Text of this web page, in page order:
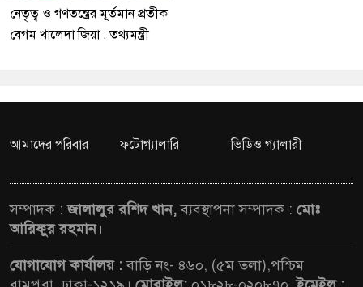
নেতৃত্ব ও গণতন্ত্রের মূর্তমান প্রতীক
বেগম খালেদা জিয়া : তথ্যমন্ত্রী
আমাদের পরিবার ফটোগ্যালারি ভিডিও গ্যালারী
সম্পাদক :জালালুর রশিদ খান,ব্যবস্থাপনা সম্পাদক : মোঃ
আরিফুর রহমান।
যোগাযোগ কার্যালয় :বাড়ি নং- ৪৬০, (৫ম তলা),পশ্চিম